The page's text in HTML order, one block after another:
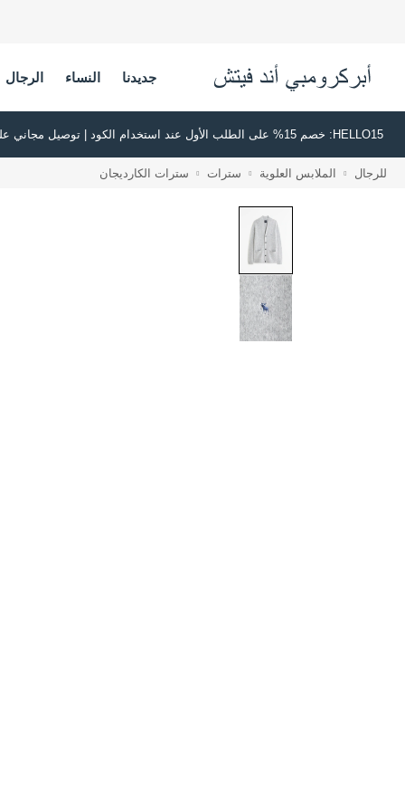
جديدنا النساء الرجال
HELLO15: خصم 15% على الطلب الأول عند استخدام الكود | توصيل مجاني على جميع الطلبات بقيمة 500 ريال سعودي أو أكثر | اشترِ الآن وادفع لاحقًا عبر تابي وتمارا
للرجال الملابس العلوية سترات سترات الكارديجان